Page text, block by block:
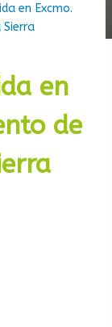
en Excmo.
en
de